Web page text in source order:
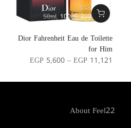
50ml 100ml 200ml
Dior Fahrenheit Eau de Toilette
for Him
EGP 5,600 – EGP 11,121
About Feel22